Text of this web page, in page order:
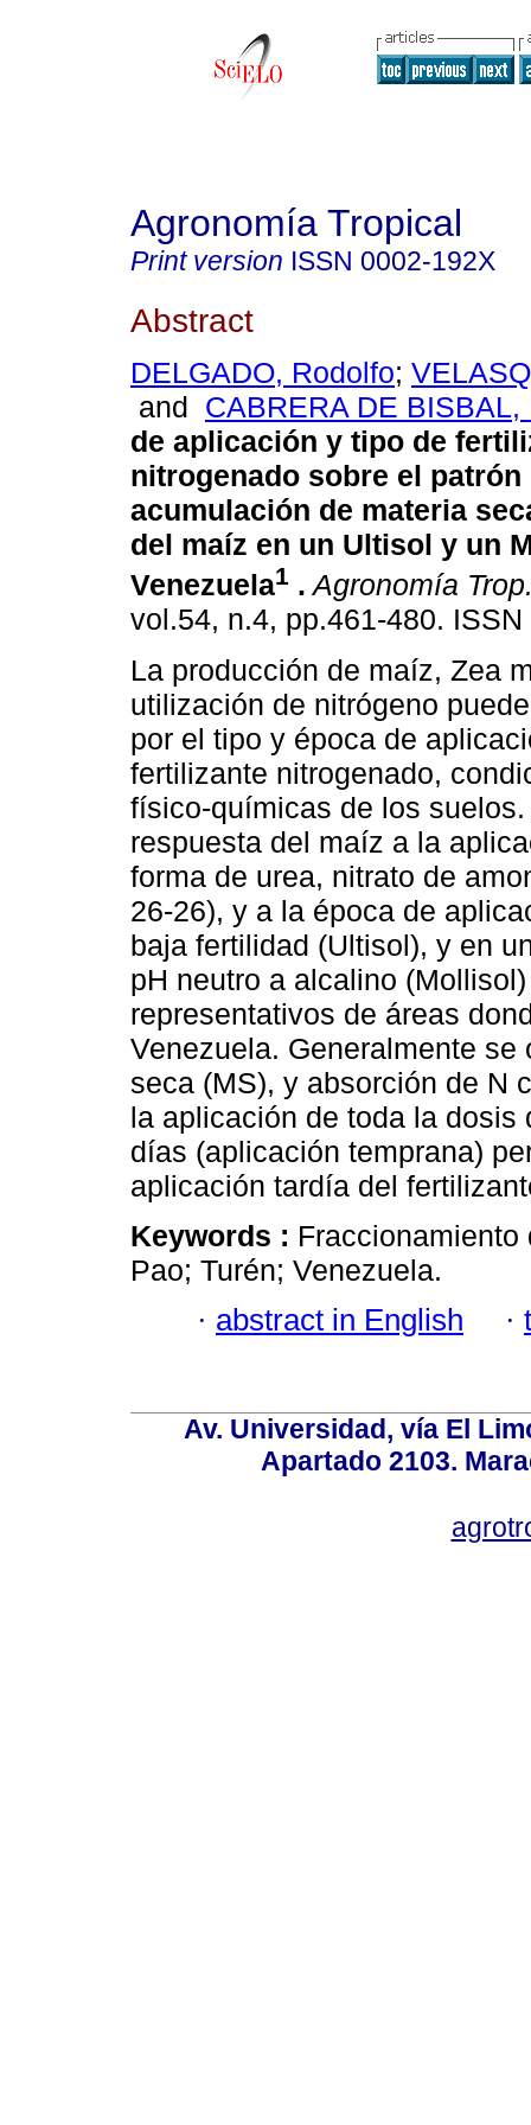
Agronomía Tropical
Print version ISSN 0002-192X
Abstract
DELGADO, Rodolfo;
and CABRERA DE BISBAL,
de aplicación y tipo de
nitrogenado sobre el patrón
acumulación de materia
del maíz en un Ultisol y un
Venezuela1 . Agronomía
vol.54, n.4, pp.461-480.
La producción de maíz, Zea
utilización de nitrógeno
por el tipo y época de
fertilizante nitrogenado,
físico-químicas de los
respuesta del maíz a la
forma de urea, nitrato de
26-26), y a la época de
baja fertilidad (Ultisol), y en
pH neutro a alcalino
representativos de áreas
Venezuela. Generalmente
seca (MS), y absorción de N
la aplicación de toda la dosis
días (aplicación temprana)
aplicación tardía del
Keywords :
Pao; Turén; Venezuela.
· abstract in English ·
Av. Universidad, vía El
Apartado 2103.